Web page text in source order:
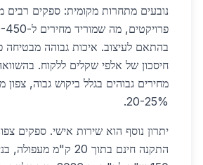
נובעים מתחרות מקומית: ספקים רבים
בהתאם לעיצוב. איכות גבוהה מבטיחה
חיסכון של אלפי שקלים ללקוח.
מחירים גבוהים בגלל ביקוש גבוה, צפון
20-25%.
יתרון נוסף הוא שירות אישי. ספקים
התקנה חינם בתוך 20 ק"מ